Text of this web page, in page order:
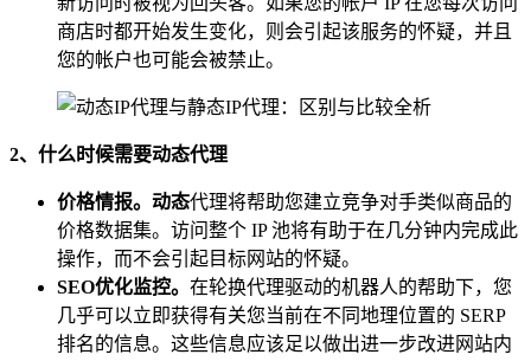
商店时都开始发生变化，则会引起该服务的怀疑，并且
您的帐户也可能会被禁止。
2、什么时候需要动态代理
价格情报。动态代理将帮助您建立竞争对手类似商品的
价格数据集。访问整个 IP 池将有助于在几分钟内完成此
操作，而不会引起目标网站的怀疑。
SEO优化监控。 在轮换代理驱动的机器人的帮助下，您
几乎可以立即获得有关您当前在不同地理位置的 SERP
排名的信息。这些信息应该足以做出进一步改进网站内